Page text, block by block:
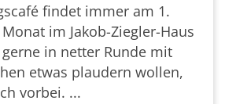
findet immer am 1.
im Jakob-Ziegler-Haus
in netter Runde mit
etwas plaudern wollen,
vorbei. ...